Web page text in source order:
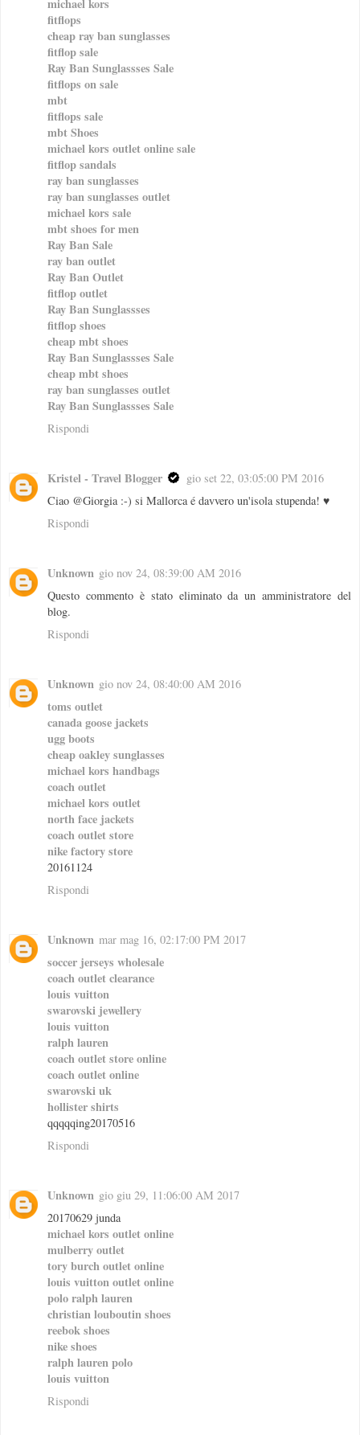
michael kors
fitflops
cheap ray ban sunglasses
fitflop sale
Ray Ban Sunglassses Sale
fitflops on sale
mbt
fitflops sale
mbt Shoes
michael kors outlet online sale
fitflop sandals
ray ban sunglasses
ray ban sunglasses outlet
michael kors sale
mbt shoes for men
Ray Ban Sale
ray ban outlet
Ray Ban Outlet
fitflop outlet
Ray Ban Sunglassses
fitflop shoes
cheap mbt shoes
Ray Ban Sunglassses Sale
cheap mbt shoes
ray ban sunglasses outlet
Ray Ban Sunglassses Sale
Rispondi
Kristel - Travel Blogger
gio set 22, 03:05:00 PM 2016
Ciao @Giorgia :-) si Mallorca é davvero un'isola stupenda! ♥
Rispondi
Unknown gio nov 24, 08:39:00 AM 2016
Questo commento è stato eliminato da un amministratore del
blog.
Rispondi
Unknown gio nov 24, 08:40:00 AM 2016
toms outlet
canada goose jackets
ugg boots
cheap oakley sunglasses
michael kors handbags
coach outlet
michael kors outlet
north face jackets
coach outlet store
nike factory store
20161124
Rispondi
Unknown mar mag 16, 02:17:00 PM 2017
soccer jerseys wholesale
coach outlet clearance
louis vuitton
swarovski jewellery
louis vuitton
ralph lauren
coach outlet store online
coach outlet online
swarovski uk
hollister shirts
qqqqqing20170516
Rispondi
Unknown gio giu 29, 11:06:00 AM 2017
20170629 junda
michael kors outlet online
mulberry outlet
tory burch outlet online
louis vuitton outlet online
polo ralph lauren
christian louboutin shoes
reebok shoes
nike shoes
ralph lauren polo
louis vuitton
Rispondi